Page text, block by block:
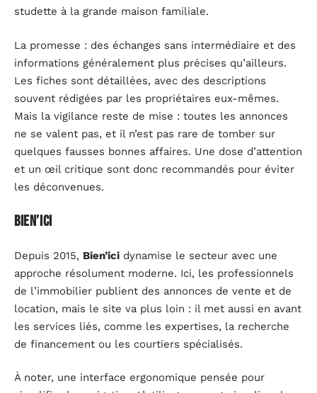
studette à la grande maison familiale.
La promesse : des échanges sans intermédiaire et des
informations généralement plus précises qu’ailleurs.
Les fiches sont détaillées, avec des descriptions
souvent rédigées par les propriétaires eux-mêmes.
Mais la vigilance reste de mise : toutes les annonces
ne se valent pas, et il n’est pas rare de tomber sur
quelques fausses bonnes affaires. Une dose d’attention
et un œil critique sont donc recommandés pour éviter
les déconvenues.
Bien’ici
Depuis 2015, Bien’ici dynamise le secteur avec une
approche résolument moderne. Ici, les professionnels
de l’immobilier publient des annonces de vente et de
location, mais le site va plus loin : il met aussi en avant
les services liés, comme les expertises, la recherche
de financement ou les courtiers spécialisés.
À noter, une interface ergonomique pensée pour